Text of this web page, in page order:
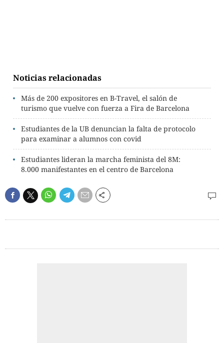
Noticias relacionadas
Más de 200 expositores en B-Travel, el salón de
turismo que vuelve con fuerza a Fira de Barcelona
Estudiantes de la UB denuncian la falta de protocolo
para examinar a alumnos con covid
Estudiantes lideran la marcha feminista del 8M:
8.000 manifestantes en el centro de Barcelona